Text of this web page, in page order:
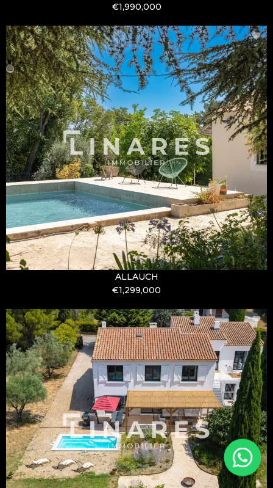
€1,990,000
ALLAUCH
€1,299,000